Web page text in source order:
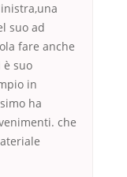
suo ad
fare anche
suo
in
ha
che